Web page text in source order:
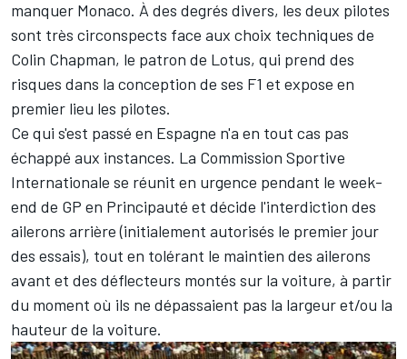
manquer Monaco. À des degrés divers, les deux pilotes
sont très circonspects face aux choix techniques de
Colin Chapman, le patron de Lotus, qui prend des
risques dans la conception de ses F1 et expose en
premier lieu les pilotes.
Ce qui s'est passé en Espagne n'a en tout cas pas
échappé aux instances. La Commission Sportive
Internationale se réunit en urgence pendant le week-
end de GP en Principauté et décide l'interdiction des
ailerons arrière (initialement autorisés le premier jour
des essais), tout en tolérant le maintien des ailerons
avant et des déflecteurs montés sur la voiture, à partir
du moment où ils ne dépassaient pas la largeur et/ou la
hauteur de la voiture.